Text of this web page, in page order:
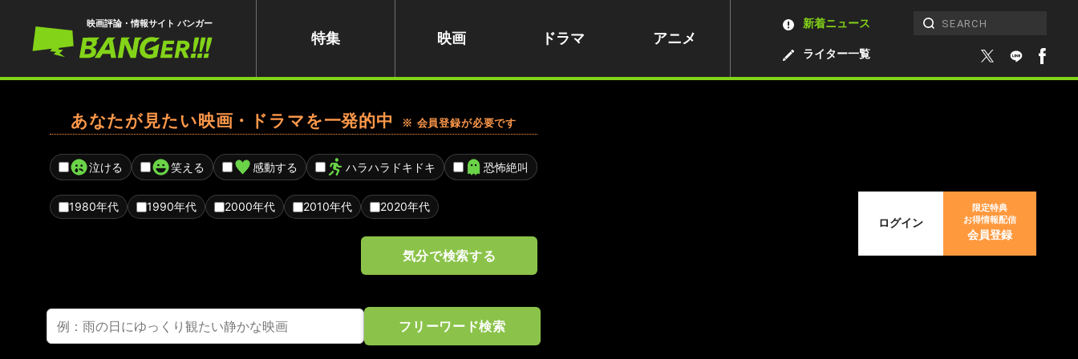
映画評論・情報サイト バンガー
特集 映画 ドラマ アニメ
ライター一覧
新着ニュース
あなたが見たい映画・ドラマを一発的中 ※ 会員登録が必要です
泣ける 笑える 感動する ハラハラドキドキ 恐怖絶叫
1980年代 1990年代 2000年代 2010年代 2020年代
気分で検索する
フリーワード検索
ログイン
限定特典
お得情報配信
会員登録